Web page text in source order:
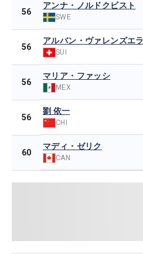
56
アンナ・ノルドクビスト
SWE
56
アルバン・ヴァレンズエラ
SUI
56
マリア・ファッシ
MEX
56
劉 依一
CHI
60
マディ・ゼリク
CAN